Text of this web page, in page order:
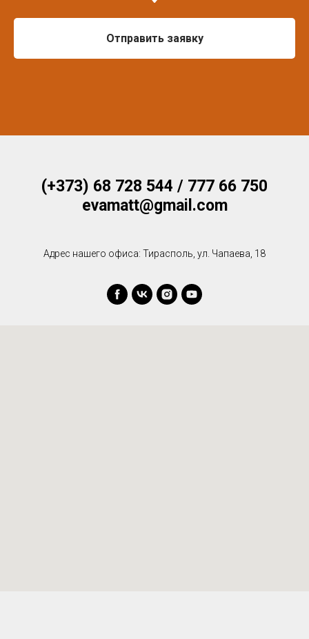
Отправить заявку
(+373) 68 728 544 / 777 66 750
evamatt@gmail.com
Адрес нашего офиса: Тирасполь, ул. Чапаева, 18